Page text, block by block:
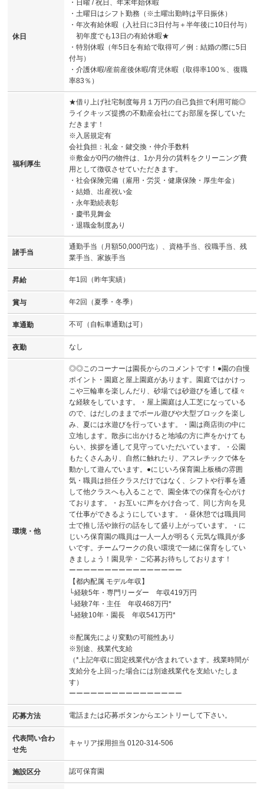
休日
・日曜 / 祝日、年末年始休暇
・土曜日はシフト勤務（※土曜出勤時は平日振休）
・年次有給休暇（入社日に3日付与＋半年後に10日付与）
初年度でも13日の有給休暇★
・特別休暇（年5日を有給で取得可／例：結婚の際に5日
付与）
・介護休暇/産前産後休暇/育児休暇（取得率100％、復職
率83％）
福利厚生
★借り上げ社宅制度毎月１万円の自己負担で利用可能◎
ライクキッズ提携の不動産会社にてお部屋を探していた
だきます！
※入居規定有
会社負担：礼金・鍵交換・仲介手数料
※敷金が0円の物件は、1か月分の賃料をクリーニング費
用として徴収させていただきます。
・社会保険完備（雇用・労災・健康保険・厚生年金）
・結婚、出産祝い金
・永年勤続表彰
・慶弔見舞金
・退職金制度あり
諸手当
通勤手当（月額50,000円迄）、資格手当、役職手当、残
業手当、家族手当
昇給 年1回（昨年実績）
賞与 年2回（夏季・冬季）
車通勤 不可（自転車通勤は可）
夜勤 なし
環境・他
◎◎このコーナーは園長からのコメントです！●園の自慢
ポイント・園庭と屋上園庭があります。園庭ではかけっ
こや三輪車を楽しんだり、砂場では砂遊びを通して様々
な経験をしています。・屋上園庭は人工芝になっている
ので、はだしのままでボール遊びや大型ブロックを楽し
み、夏には水遊びを行っています。・園は商店街の中に
立地します。散歩に出かけると地域の方に声をかけても
らい、挨拶を通して見守っていただいています。・公園
もたくさんあり、自然に触れたり、アスレチックで体を
動かして遊んでいます。●にじいろ保育園上板橋の雰囲
気・職員は担任クラスだけではなく、シフトや行事を通
して他クラスへも入ることで、園全体での保育を心がけ
ております。・お互いに声をかけ合って、同じ方向を見
て仕事ができるようにしています。・昼休憩では職員同
士で推し活や旅行の話をして盛り上がっています。・に
じいろ保育園の職員は一人一人が明るく元気な職員が多
いです。チームワークの良い環境で一緒に保育をしてい
きましょう！園見学・ご応募お待ちしております！
ーーーーーーーーーーーーーーーー
【都内配属 モデル年収】
└経験5年・専門リーダー 年収419万円
└経験7年・主任 年収468万円*
└経験10年・園長 年収541万円*
※配属先により変動の可能性あり
※別途、残業代支給
（*上記年収に固定残業代が含まれています。残業時間が
支給分を上回った場合には別途残業代を支給いたしま
す）
ーーーーーーーーーーーーーーーー
応募方法 電話または応募ボタンからエントリーして下さい。
代表問い合わ
せ先
キャリア採用担当 0120-314-506
施設区分 認可保育園